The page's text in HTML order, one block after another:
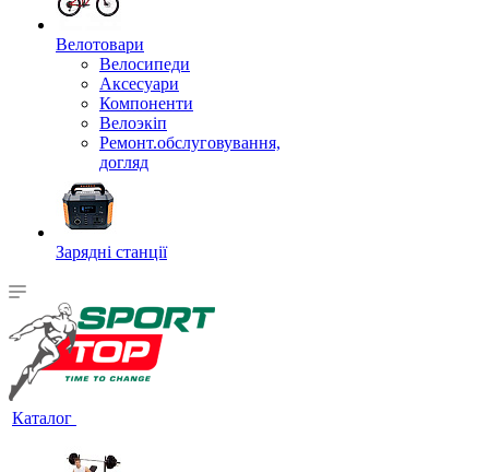
Велотовари
Велосипеди
Аксесуари
Компоненти
Велоэкіп
Ремонт.обслуговування,
догляд
Зарядні станції
Каталог